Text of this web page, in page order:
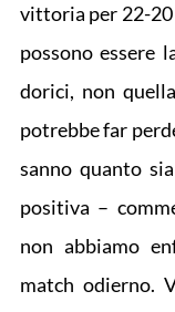
vittoria per 22-20
possono essere
dorici, non
potrebbe far
sanno quanto
positiva –
non abbiamo
match odierno.